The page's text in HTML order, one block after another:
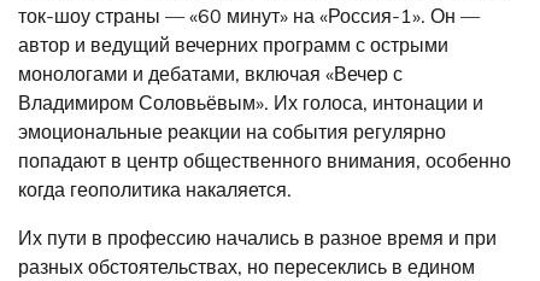
ток-шоу страны — «60 минут» на «Россия-1». Он —
автор и ведущий вечерних программ с острыми
монологами и дебатами, включая «Вечер с
Владимиром Соловьёвым». Их голоса, интонации и
эмоциональные реакции на события регулярно
попадают в центр общественного внимания, особенно
когда геополитика накаляется.
Их пути в профессию начались в разное время и при
разных обстоятельствах, но пересеклись в едином